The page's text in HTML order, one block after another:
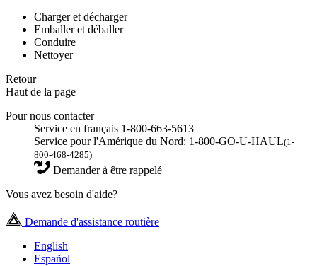
Charger et décharger
Emballer et déballer
Conduire
Nettoyer
Retour
Haut de la page
Pour nous contacter
Service en français 1-800-663-5613
Service pour l'Amérique du Nord: 1-800-GO-U-HAUL(1-
800-468-4285)
Demander à être rappelé
Vous avez besoin d'aide?
Demande d'assistance routière
English
Español